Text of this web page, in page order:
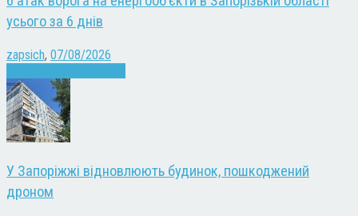
усього за 6 днів
zapsich, 07/08/2026
У Запоріжжі відновлюють будинок, пошкоджений
дроном